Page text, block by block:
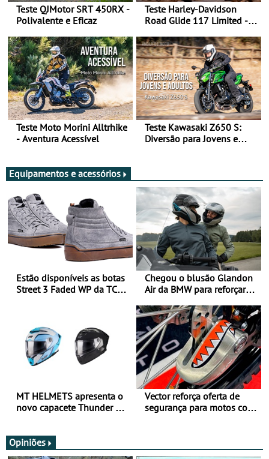
Teste QJMotor SRT 450RX -
Polivalente e Eficaz
Teste Harley-Davidson
Road Glide 117 Limited - A
Teste Moto Morini Alltrhike
- Aventura Acessível
Teste Kawasaki Z650 S:
Diversão para Jovens e
Equipamentos e acessórios
Estão disponíveis as botas
Street 3 Faded WP da TCX
Chegou o blusão Glandon
Air da BMW para reforçar
verão
MT HELMETS apresenta o
novo capacete Thunder 4 R
Vector reforça oferta de
segurança para motos com
Opiniões